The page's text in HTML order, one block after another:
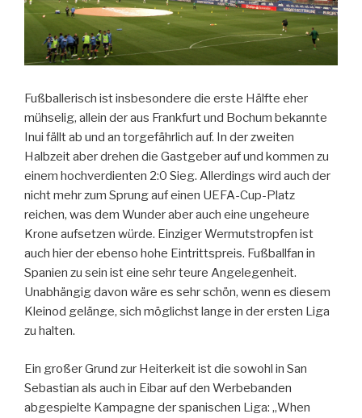
Fußballerisch ist insbesondere die erste Hälfte eher
mühselig, allein der aus Frankfurt und Bochum bekannte
Inui fällt ab und an torgefährlich auf. In der zweiten
Halbzeit aber drehen die Gastgeber auf und kommen zu
einem hochverdienten 2:0 Sieg. Allerdings wird auch der
nicht mehr zum Sprung auf einen UEFA-Cup-Platz
reichen, was dem Wunder aber auch eine ungeheure
Krone aufsetzen würde. Einziger Wermutstropfen ist
auch hier der ebenso hohe Eintrittspreis. Fußballfan in
Spanien zu sein ist eine sehr teure Angelegenheit.
Unabhängig davon wäre es sehr schön, wenn es diesem
Kleinod gelänge, sich möglichst lange in der ersten Liga
zu halten.
Ein großer Grund zur Heiterkeit ist die sowohl in San
Sebastian als auch in Eibar auf den Werbebanden
abgespielte Kampagne der spanischen Liga: „When